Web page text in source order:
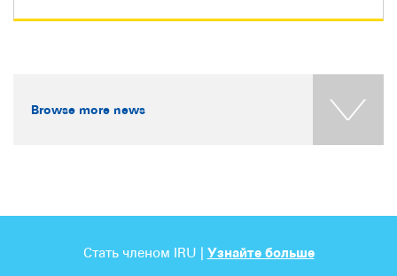
Browse more news
Стать членом IRU | Узнайте больше